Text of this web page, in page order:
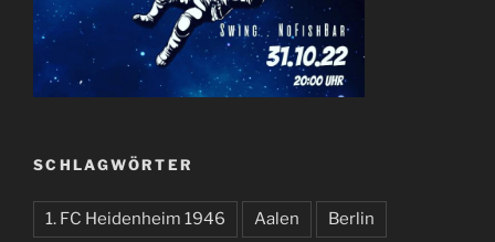
SCHLAGWÖRTER
1. FC Heidenheim 1946 Aalen Berlin